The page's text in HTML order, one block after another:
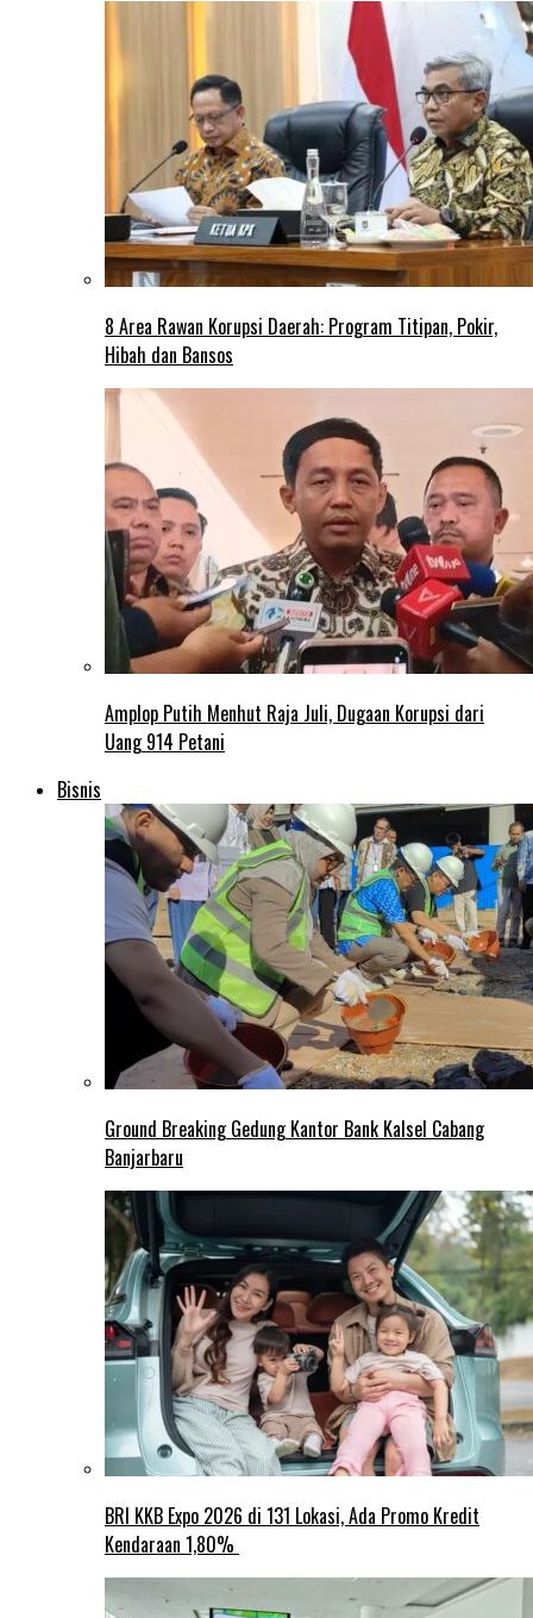
8 Area Rawan Korupsi Daerah: Program Titipan, Pokir,
Hibah dan Bansos
Amplop Putih Menhut Raja Juli, Dugaan Korupsi dari
Uang 914 Petani
Bisnis
Ground Breaking Gedung Kantor Bank Kalsel Cabang
Banjarbaru
BRI KKB Expo 2026 di 131 Lokasi, Ada Promo Kredit
Kendaraan 1,80%